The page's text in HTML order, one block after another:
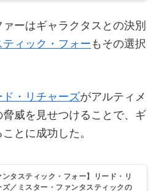
ーはギャラクタスとの決別
ティック・フォー もその選択
ド・リチャーズがアルティメ
威を見せつけることで、ギ
とに成功した。
ンタスティック・フォー】リード・リ
ズ／ミスター・ファンタスティックの